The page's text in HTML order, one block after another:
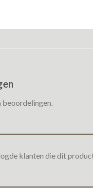
beoordelingen.
klanten die dit